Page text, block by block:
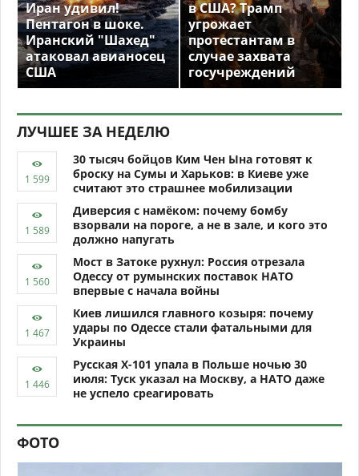
Иран удивил!
Пентагон в шоке.
Иранский "Шахед"
атаковал авианосец
США
в США? Трамп
угрожает
протестантам в
случае захвата
госучреждений
ЛУЧШЕЕ ЗА НЕДЕЛЮ
30 тысяч бойцов Ким Чен Ына готовят к
броску на Сумы и Харьков: в Киеве уже
считают это страшнее мобилизации
Диверсия с намёком: почему бомбу
взорвали на пороге, а не в зале, и кого это
должно напугать
Мост в Затоке рухнул: Россия отрезала
Одессу от румынских поставок НАТО
впервые с начала войны
Киев лишился главного козыря: почему
удары по Одессе стали фатальными для
Украины
Русская Х-101 упала в Польше ночью 30
июля: Туск указал на Москву, а НАТО даже
не успело среагировать
ФОТО